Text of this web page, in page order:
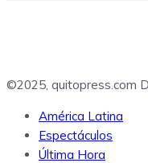
©2025, quitopress.com
América Latina
Espectáculos
Última Hora